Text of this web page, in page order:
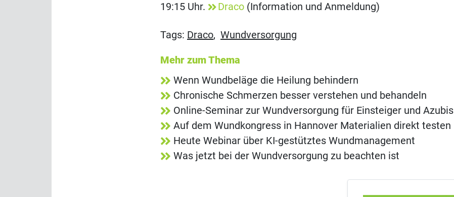
19:15 Uhr.
Draco (Information und Anmeldung)
Tags: Draco, Wundversorgung
Mehr zum Thema
Wenn Wundbeläge die Heilung behindern
Chronische Schmerzen besser verstehen und behandeln
Online-Seminar zur Wundversorgung für Einsteiger und Azubis
Auf dem Wundkongress in Hannover Materialien direkt testen
Heute Webinar über KI-gestütztes Wundmanagement
Was jetzt bei der Wundversorgung zu beachten ist